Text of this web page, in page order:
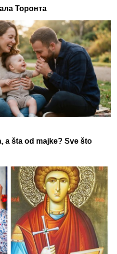
Торонта
a šta od majke? Sve što